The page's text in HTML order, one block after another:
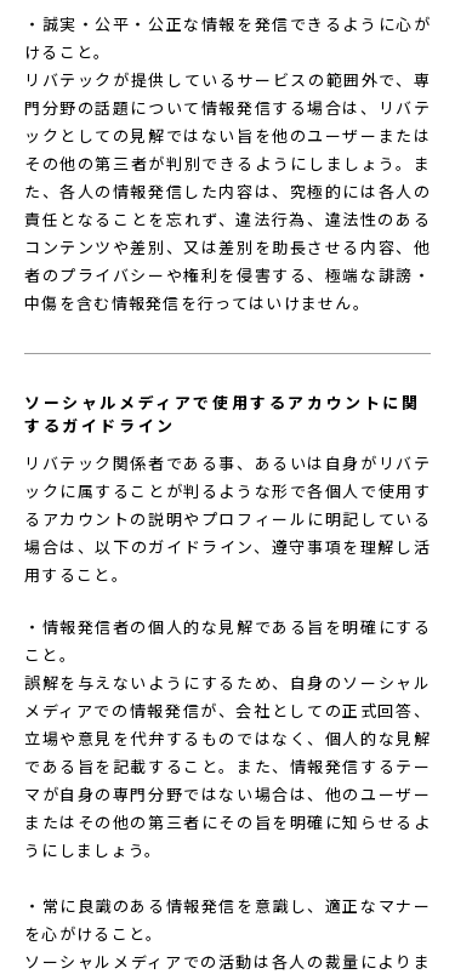
・誠実・公平・公正な情報を発信できるように心が
けること。
リバテックが提供しているサービスの範囲外で、専
門分野の話題について情報発信する場合は、リバテ
ックとしての見解ではない旨を他のユーザーまたは
その他の第三者が判別できるようにしましょう。ま
た、各人の情報発信した内容は、究極的には各人の
責任となることを忘れず、違法行為、違法性のある
コンテンツや差別、又は差別を助長させる内容、他
者のプライバシーや権利を侵害する、極端な誹謗・
中傷を含む情報発信を行ってはいけません。
ソーシャルメディアで使用するアカウントに関
するガイドライン
リバテック関係者である事、あるいは自身がリバテ
ックに属することが判るような形で各個人で使用す
るアカウントの説明やプロフィールに明記している
場合は、以下のガイドライン、遵守事項を理解し活
用すること。
・情報発信者の個人的な見解である旨を明確にする
こと。
誤解を与えないようにするため、自身のソーシャル
メディアでの情報発信が、会社としての正式回答、
立場や意見を代弁するものではなく、個人的な見解
である旨を記載すること。また、情報発信するテー
マが自身の専門分野ではない場合は、他のユーザー
またはその他の第三者にその旨を明確に知らせるよ
うにしましょう。
・常に良識のある情報発信を意識し、適正なマナー
を心がけること。
ソーシャルメディアでの活動は各人の裁量によりま